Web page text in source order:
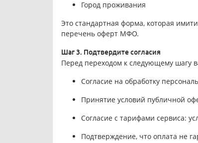
Город проживания
Это стандартная форма, которая
перечень оферт МФО.
Шаг 3. Подтвердите согласия
Перед переходом к следующему шагу
Согласие на обработку
Принятие условий публичной
Согласие с тарифами сервиса:
Подтверждение, что оплата не